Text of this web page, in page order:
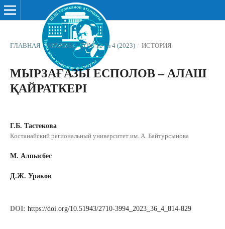
ГЛАВНАЯ / АРХИВЫ / ТОМ 10 № 4 (2023) / ИСТОРИЯ
МЫРЗАҒАЗЫ ЕСПОЛОВ – АЛАШ
ҚАЙРАТКЕРІ
Г.Б. Тастекова
Костанайский региональный университет им. А. Байтурсынова
М. Алпысбес
Д.Ж. Ураков
DOI: https://doi.org/10.51943/2710-3994_2023_36_4_814-829